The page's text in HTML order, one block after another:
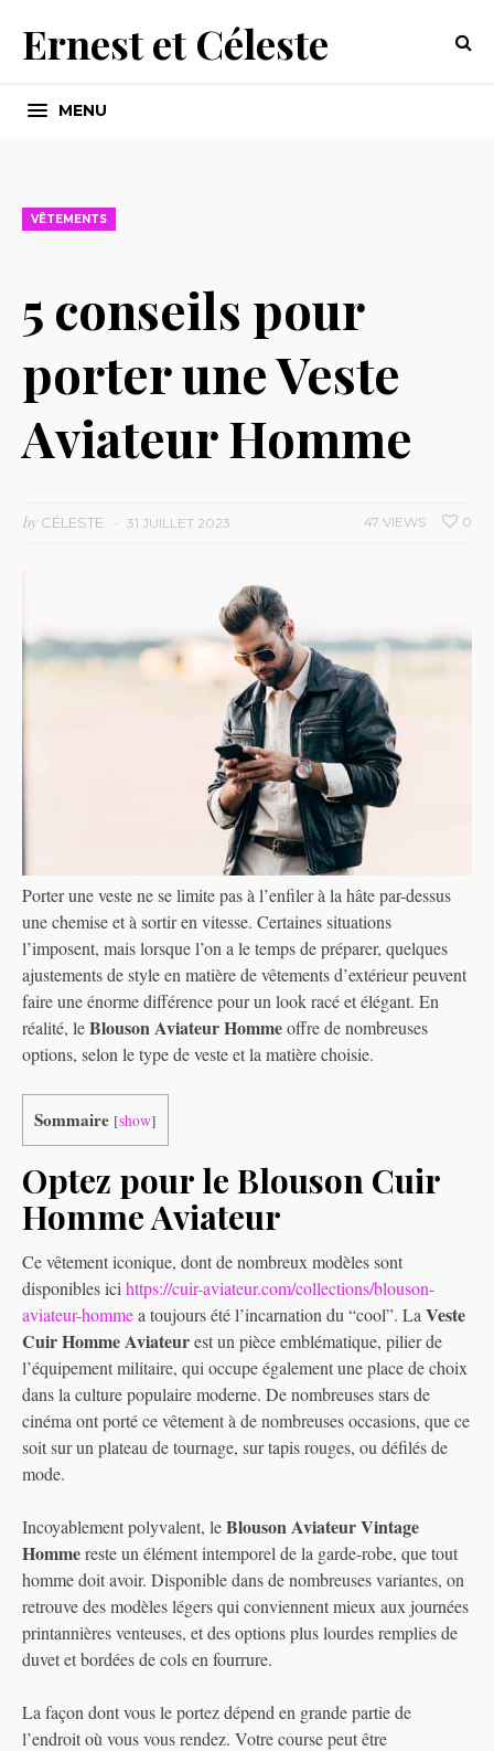
Ernest et Céleste
MENU
VÊTEMENTS
5 conseils pour
porter une Veste
Aviateur Homme
byCÉLESTE 31 JUILLET 2023 0
47 VIEWS
Porter une veste ne se limite pas à l’enfiler à la hâte par-dessus
une chemise et à sortir en vitesse. Certaines situations
l’imposent, mais lorsque l’on a le temps de préparer, quelques
ajustements de style en matière de vêtements d’extérieur peuvent
faire une énorme différence pour un look racé et élégant. En
réalité, leBlouson Aviateur Hommeoffre de nombreuses
options, selon le type de veste et la matière choisie.
Sommaire [show]
Optez pour le Blouson Cuir
Homme Aviateur
Ce vêtement iconique, dont de nombreux modèles sont
disponibles ici https://cuir-aviateur.com/collections/blouson-
aviateur-hommea toujours été l’incarnation du “cool”. La Veste
Cuir Homme Aviateurest un pièce emblématique, pilier de
l’équipement militaire, qui occupe également une place de choix
dans la culture populaire moderne. De nombreuses stars de
cinéma ont porté ce vêtement à de nombreuses occasions, que ce
soit sur un plateau de tournage, sur tapis rouges, ou défilés de
mode.
Incoyablement polyvalent, leBlouson Aviateur Vintage
Hommereste un élément intemporel de la garde-robe, que tout
homme doit avoir. Disponible dans de nombreuses variantes, on
retrouve des modèles légers qui conviennent mieux aux journées
printannières venteuses, et des options plus lourdes remplies de
duvet et bordées de cols en fourrure.
La façon dont vous le portez dépend en grande partie de
l’endroit où vous vous rendez. Votre course peut être